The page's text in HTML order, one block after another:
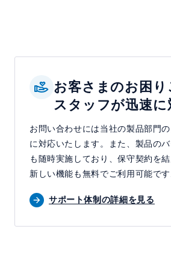
お客さまのお困り
スタッフが迅速に
お問い合わせには当社の製品部門
に対応いたします。また、製品の
も随時実施しており、保守契約を
新しい機能も無料でご利用可能です
サポート体制の詳細を見る